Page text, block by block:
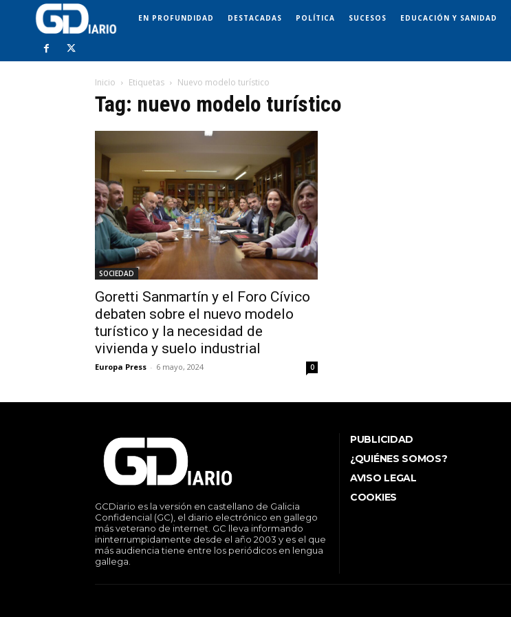
EN PROFUNDIDAD DESTACADAS POLÍTICA SUCESOS EDUCACIÓN Y SANIDAD
Inicio Etiquetas Nuevo modelo turístico
Tag: nuevo modelo turístico
SOCIEDAD
Goretti Sanmartín y el Foro Cívico
debaten sobre el nuevo modelo
turístico y la necesidad de
vivienda y suelo industrial
Europa Press - 6 mayo, 2024 0
GCDiario es la versión en castellano de Galicia
Confidencial (GC), el diario electrónico en gallego
más veterano de internet. GC lleva informando
ininterrumpidamente desde el año 2003 y es el que
más audiencia tiene entre los periódicos en lengua
gallega.
PUBLICIDAD
¿QUIÉNES SOMOS?
AVISO LEGAL
COOKIES